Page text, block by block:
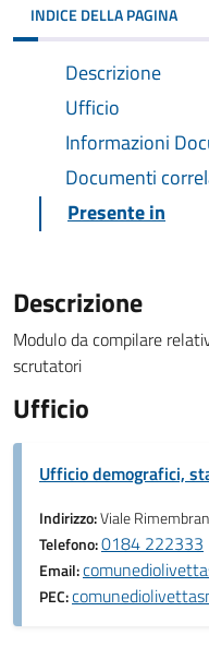
INDICE DELLA PAGINA
Descrizione
Ufficio
Informazioni
Documenti
Presente in
Descrizione
Modulo da compilare
scrutatori
Ufficio
Ufficio demografici,
Indirizzo:Viale
Telefono:0184 222333
Email:
PEC: